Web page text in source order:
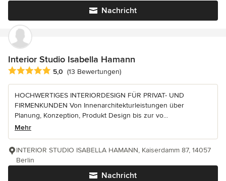
Nachricht
Interior Studio Isabella Hamann
Durchschnittliche Bewertung: 5 von 5 Sternen
5,0 (13 Bewertungen)
HOCHWERTIGES INTERIORDESIGN FÜR PRIVAT- UND
FIRMENKUNDEN Von Innenarchitekturleistungen über
Planung, Konzeption, Produkt Design bis zur vo...
Mehr
Nachricht
INTERIOR STUDIO ISABELLA HAMANN, Kaiserdamm 87, 14057
Berlin